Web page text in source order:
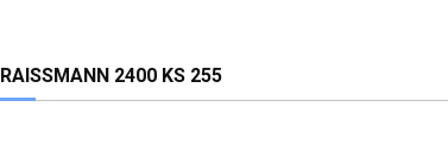
2400 KS 255